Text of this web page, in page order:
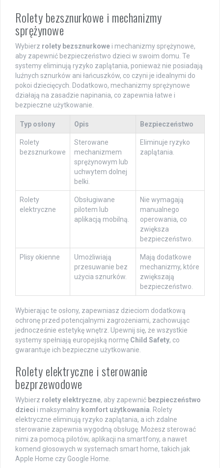
Rolety bezsznurkowe i mechanizmy
sprężynowe
Wybierz rolety bezsznurkowe i mechanizmy sprężynowe,
aby zapewnić bezpieczeństwo dzieci w swoim domu. Te
systemy eliminują ryzyko zaplątania, ponieważ nie posiadają
luźnych sznurków ani łańcuszków, co czyni je idealnymi do
pokoi dziecięcych. Dodatkowo, mechanizmy sprężynowe
działają na zasadzie napinania, co zapewnia łatwe i
bezpieczne użytkowanie.
Typ osłony Opis Bezpieczeństwo
Rolety
bezsznurkowe
Sterowane
mechanizmem
sprężynowym lub
uchwytem dolnej
belki.
Eliminuje ryzyko
zaplątania.
Rolety
elektryczne
Obsługiwane
pilotem lub
aplikacją mobilną.
Nie wymagają
manualnego
operowania, co
zwiększa
bezpieczeństwo.
Plisy okienne
Umożliwiają
przesuwanie bez
użycia sznurków.
Mają dodatkowe
mechanizmy, które
zwiększają
bezpieczeństwo.
Wybierając te osłony, zapewniasz dzieciom dodatkową
ochronę przed potencjalnymi zagrożeniami, zachowując
jednocześnie estetykę wnętrz. Upewnij się, że wszystkie
systemy spełniają europejską normę Child Safety, co
gwarantuje ich bezpieczne użytkowanie.
Rolety elektryczne i sterowanie
bezprzewodowe
Wybierz rolety elektryczne, aby zapewnić bezpieczeństwo
dzieci i maksymalny komfort użytkowania . Rolety
elektryczne eliminują ryzyko zaplątania, a ich zdalne
sterowanie zapewnia wygodną obsługę. Możesz sterować
nimi za pomocą pilotów, aplikacji na smartfony, a nawet
komend głosowych w systemach smart home, takich jak
Apple Home czy Google Home.